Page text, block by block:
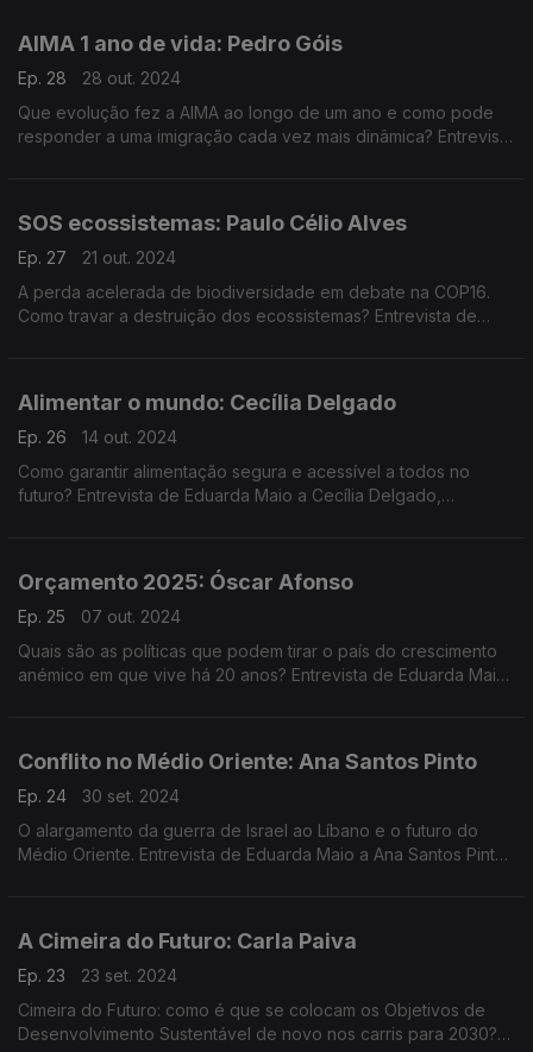
AIMA 1 ano de vida: Pedro Góis
Ep. 28
28 out. 2024
Que evolução fez a AIMA ao longo de um ano e como pode
responder a uma imigração cada vez mais dinâmica? Entrevista
SOS ecossistemas: Paulo Célio Alves
Ep. 27
21 out. 2024
A perda acelerada de biodiversidade em debate na COP16.
Como travar a destruição dos ecossistemas? Entrevista de
Alimentar o mundo: Cecília Delgado
Ep. 26
14 out. 2024
Como garantir alimentação segura e acessível a todos no
futuro? Entrevista de Eduarda Maio a Cecília Delgado,
Orçamento 2025: Óscar Afonso
Ep. 25
07 out. 2024
Quais são as políticas que podem tirar o país do crescimento
anémico em que vive há 20 anos? Entrevista de Eduarda Maio
Conflito no Médio Oriente: Ana Santos Pinto
Ep. 24
30 set. 2024
O alargamento da guerra de Israel ao Líbano e o futuro do
Médio Oriente. Entrevista de Eduarda Maio a Ana Santos Pinto,
A Cimeira do Futuro: Carla Paiva
Ep. 23
23 set. 2024
Cimeira do Futuro: como é que se colocam os Objetivos de
Desenvolvimento Sustentável de novo nos carris para 2030?